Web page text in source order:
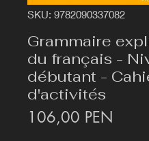
SKU: 9782090337082
Grammaire
du français -
débutant -
d'activités
106,00 PEN